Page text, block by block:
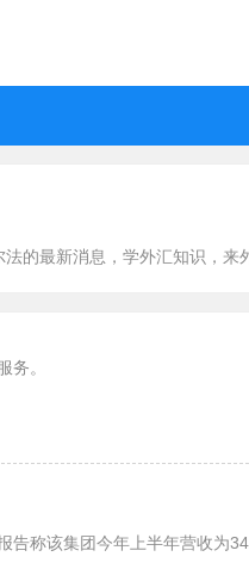
的最新消息，学外汇知识，来
务。
称该集团今年上半年营收为